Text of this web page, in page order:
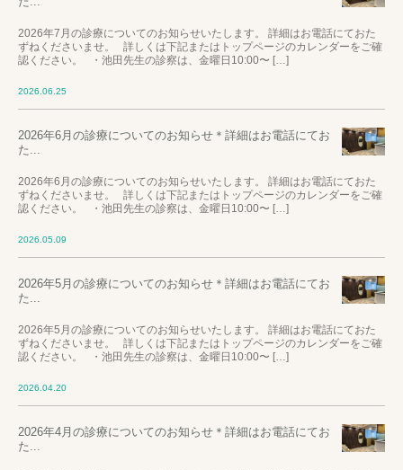
2026年7月の診療についてのお知らせいたします。 詳細はお電話にておた
ずねくださいませ。 詳しくは下記またはトップページのカレンダーをご確
認ください。 ・池田先生の診察は、金曜日10:00〜 […]
2026.06.25
2026年6月の診療についてのお知らせ＊詳細はお電話にてお
た...
2026年6月の診療についてのお知らせいたします。 詳細はお電話にておた
ずねくださいませ。 詳しくは下記またはトップページのカレンダーをご確
認ください。 ・池田先生の診察は、金曜日10:00〜 […]
2026.05.09
2026年5月の診療についてのお知らせ＊詳細はお電話にてお
た...
2026年5月の診療についてのお知らせいたします。 詳細はお電話にておた
ずねくださいませ。 詳しくは下記またはトップページのカレンダーをご確
認ください。 ・池田先生の診察は、金曜日10:00〜 […]
2026.04.20
2026年4月の診療についてのお知らせ＊詳細はお電話にてお
た...